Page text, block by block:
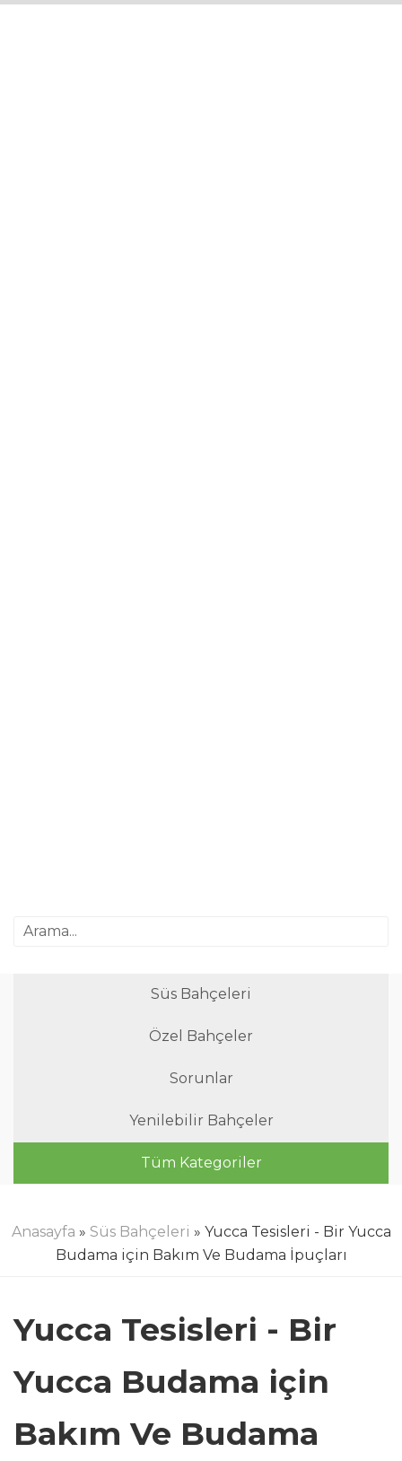
Süs Bahçeleri
Özel Bahçeler
Sorunlar
Yenilebilir Bahçeler
Tüm Kategoriler
Anasayfa » Süs Bahçeleri » Yucca Tesisleri - Bir Yucca
Budama için Bakım Ve Budama İpuçları
Yucca Tesisleri - Bir
Yucca Budama için
Bakım Ve Budama